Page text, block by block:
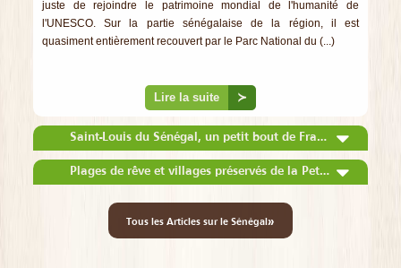
juste de rejoindre le patrimoine mondial de l'humanité de
l'UNESCO. Sur la partie sénégalaise de la région, il est
quasiment entièrement recouvert par le Parc National du (...)
Lire la suite ≻
Saint-Louis du Sénégal, un petit bout de France en Afrique
Plages de rêve et villages préservés de la Petite Côte
Tous les Articles sur le Sénégal »